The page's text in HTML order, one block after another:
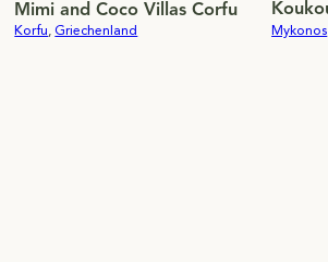
Mimi and Coco Villas Corfu
Korfu, Griechenland Mykonos